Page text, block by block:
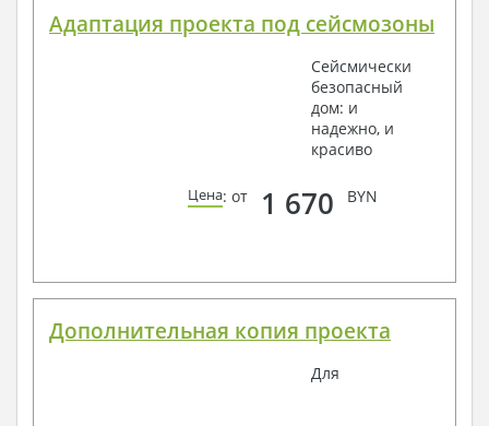
Адаптация проекта под сейсмозоны
Сейсмически
безопасный
дом: и
надежно, и
красиво
Цена: от 1 670 BYN
Дополнительная копия проекта
Для